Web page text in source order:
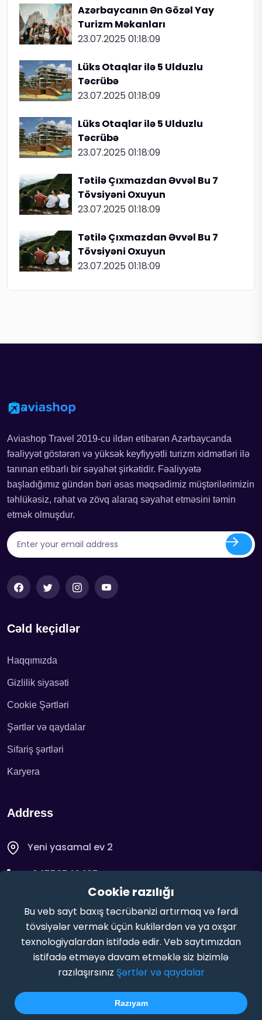
Azərbaycanın Ən Gözəl Yay
Turizm Məkanları
23.07.2025 01:18:09
Lüks Otaqlar ilə 5 Ulduzlu
Təcrübə
23.07.2025 01:18:09
Lüks Otaqlar ilə 5 Ulduzlu
Təcrübə
23.07.2025 01:18:09
Tətilə Çıxmazdan Əvvəl Bu 7
Tövsiyəni Oxuyun
23.07.2025 01:18:09
Tətilə Çıxmazdan Əvvəl Bu 7
Tövsiyəni Oxuyun
23.07.2025 01:18:09
Aviashop Travel 2019-cu ildən etibarən Azərbaycanda
fəaliyyət göstərən və yüksək keyfiyyətli turizm xidmətləri ilə
tanınan etibarlı bir səyahət şirkətidir. Fəaliyyətə
başladığımız gündən bəri əsas məqsədimiz müştərilərimizin
təhlükəsiz, rahat və zövq alaraq səyahət etməsini təmin
etmək olmuşdur.
Cəld keçidlər
Haqqımızda
Gizlilik siyasəti
Cookie Şərtləri
Şərtlər və qaydalar
Sifariş şərtləri
Karyera
Address
Yeni yasamal ev 2
+94558546425
Copyright © 2025. Bütün hüquqlar qorunur Aviashop
Cookie razılığı
Bu veb sayt baxış təcrübənizi artırmaq və fərdi
tövsiyələr vermək üçün kukilərdən və ya oxşar
texnologiyalardan istifadə edir. Veb saytımızdan
istifadə etməyə davam etməklə siz bizimlə
razılaşırsınız Şərtlər və qaydalar
Razıyam